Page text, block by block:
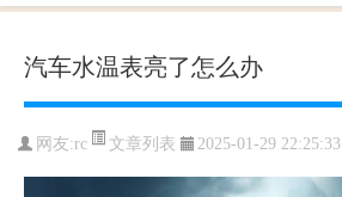
汽车水温表亮了怎么办
网友:rc 文章列表 2025-01-29 22:25:33